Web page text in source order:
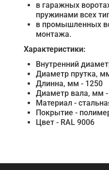
в гаражных
пружинами всех
в промышленных
монтажа.
Характеристики:
Внутренний
Диаметр прутка,
Длинна, мм - 1250
Диаметр вала, мм -
Материал -
Покрытие -
Цвет - RAL 9006